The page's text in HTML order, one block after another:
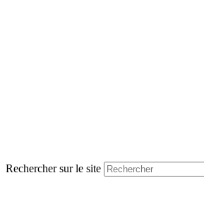
Rechercher sur le site